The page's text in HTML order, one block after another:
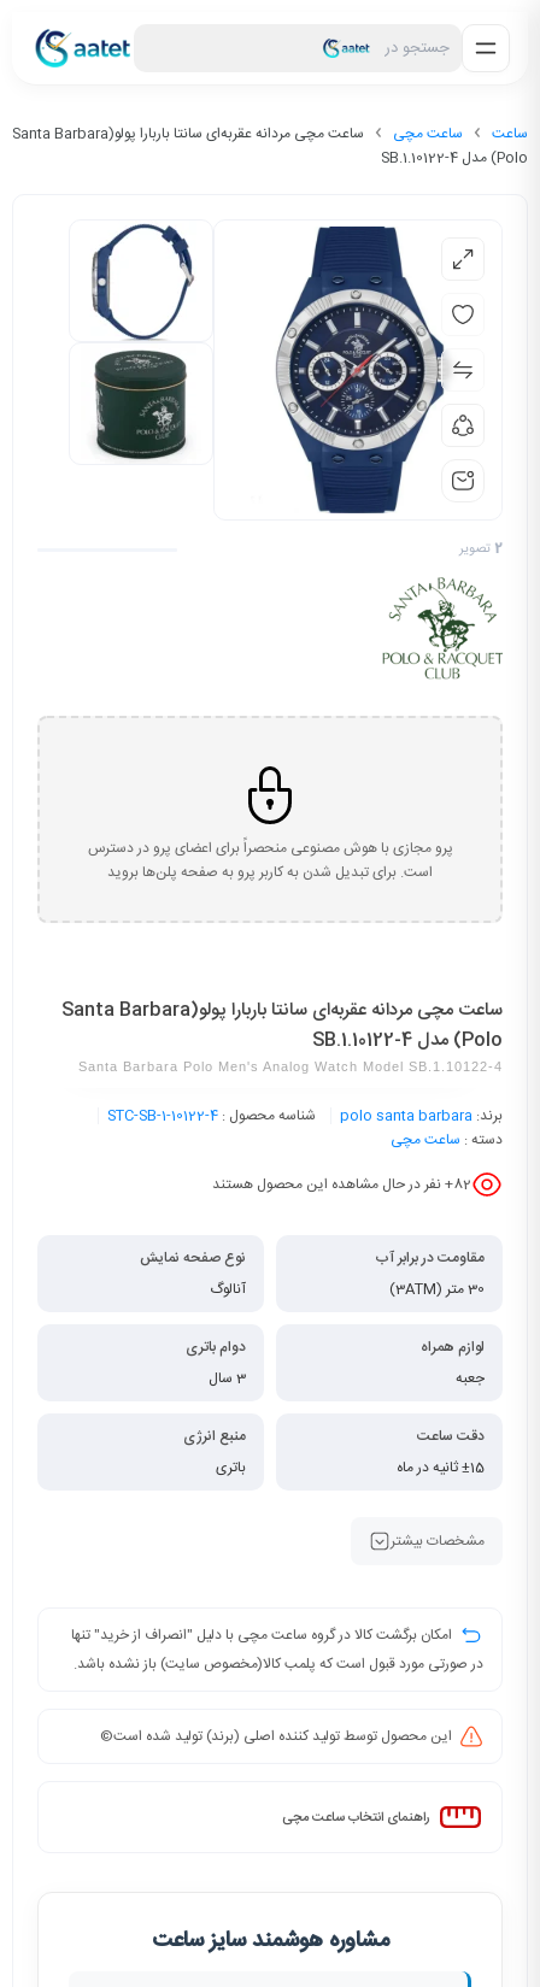
جستجو در
ساعت ساعت مچی
ساعت مچی مردانه عقربه‌ای سانتا باربارا پولو(Santa Barbara
Polo) مدل SB.1.10122-4
2 تصویر
پرو مجازی با هوش مصنوعی منحصراً برای اعضای پرو در دسترس
است. برای تبدیل شدن به کاربر پرو به صفحه پلن‌ها بروید
ساعت مچی مردانه عقربه‌ای سانتا باربارا پولو(Santa Barbara
Polo) مدل SB.1.10122-4
Santa Barbara Polo Men's Analog Watch Model SB.1.10122-4
برند: polo santa barbara شناسه محصول : STC-SB-1-10122-4
دسته : ساعت مچی
82+ نفر در حال مشاهده این محصول هستند
مقاومت در برابر آب
30 متر (3ATM)
نوع صفحه نمایش
آنالوگ
لوازم همراه
جعبه
دوام باتری
3 سال
دقت ساعت
±15 ثانیه در ماه
منبع انرژی
باتری
مشخصات بیشتر
امکان برگشت کالا در گروه ساعت مچی با دلیل "انصراف از خرید" تنها
در صورتی مورد قبول است که پلمب کالا(مخصوص سایت) باز نشده باشد.
این محصول توسط تولید کننده اصلی (برند) تولید شده است©️
راهنمای انتخاب ساعت مچی
مشاوره هوشمند سایز ساعت